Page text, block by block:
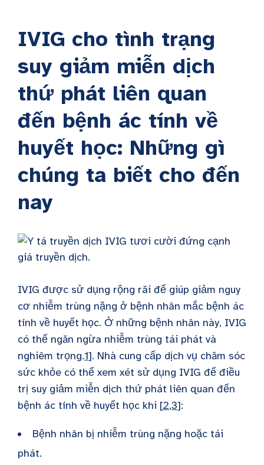
IVIG cho tình trạng
suy giảm miễn dịch
thứ phát liên quan
đến bệnh ác tính về
huyết học: Những gì
chúng ta biết cho đến
nay
IVIG được sử dụng rộng rãi để giúp giảm nguy
cơ nhiễm trùng nặng ở bệnh nhân mắc bệnh ác
tính về huyết học. Ở những bệnh nhân này, IVIG
có thể ngăn ngừa nhiễm trùng tái phát và
nghiêm trọng.1]. Nhà cung cấp dịch vụ chăm sóc
sức khỏe có thể xem xét sử dụng IVIG để điều
trị suy giảm miễn dịch thứ phát liên quan đến
bệnh ác tính về huyết học khi [2,3]:
Bệnh nhân bị nhiễm trùng nặng hoặc tái
phát.